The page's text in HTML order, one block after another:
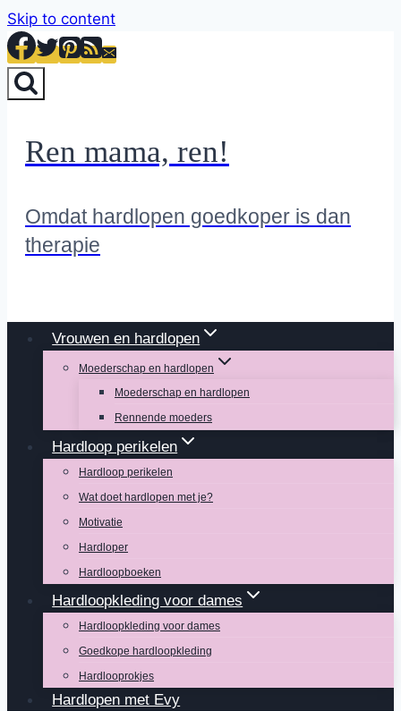
Skip to content
Ren mama, ren!
Omdat hardlopen goedkoper is dan
therapie
Vrouwen en hardlopen
Moederschap en hardlopen
Moederschap en hardlopen
Rennende moeders
Hardloop perikelen
Hardloop perikelen
Wat doet hardlopen met je?
Motivatie
Hardloper
Hardloopboeken
Hardloopkleding voor dames
Hardloopkleding voor dames
Goedkope hardloopkleding
Hardlooprokjes
Hardlopen met Evy